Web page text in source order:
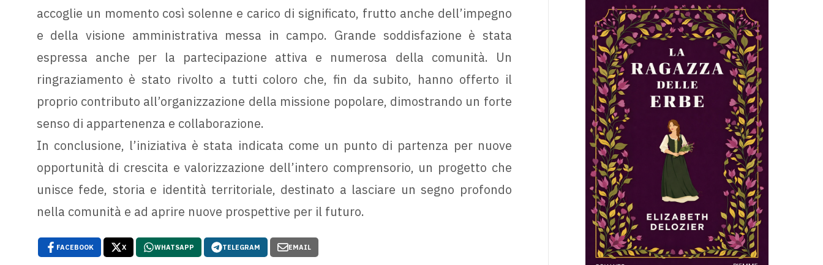
accoglie un momento così solenne e carico di significato, frutto anche dell’impegno
e della visione amministrativa messa in campo. Grande soddisfazione è stata
espressa anche per la partecipazione attiva e numerosa della comunità. Un
ringraziamento è stato rivolto a tutti coloro che, fin da subito, hanno offerto il
proprio contributo all’organizzazione della missione popolare, dimostrando un forte
senso di appartenenza e collaborazione.
In conclusione, l’iniziativa è stata indicata come un punto di partenza per nuove
opportunità di crescita e valorizzazione dell’intero comprensorio, un progetto che
unisce fede, storia e identità territoriale, destinato a lasciare un segno profondo
nella comunità e ad aprire nuove prospettive per il futuro.
FACEBOOK X WHATSAPP TELEGRAM EMAIL